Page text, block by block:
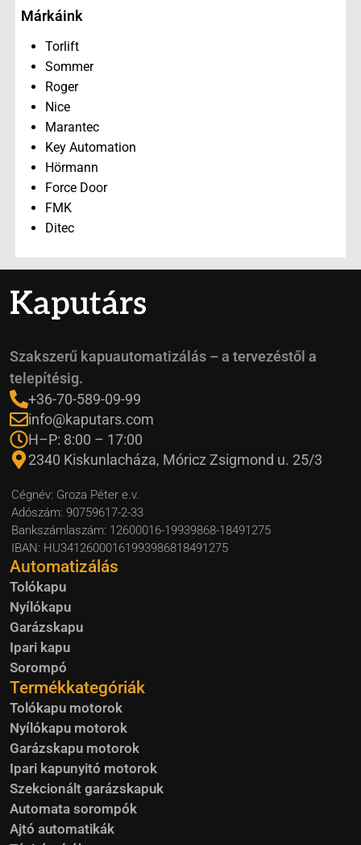
Márkáink
Torlift
Sommer
Roger
Nice
Marantec
Key Automation
Hörmann
Force Door
FMK
Ditec
Kaputárs
Szakszerű kapuautomatizálás – a tervezéstől a
telepítésig.
+36-70-589-09-99
info@kaputars.com
H–P: 8:00 – 17:00
2340 Kiskunlacháza, Móricz Zsigmond u. 25/3
Cégnév: Groza Péter e.v.
Adószám: 90759617-2-33
Bankszámlaszám: 12600016-19939868-18491275
IBAN: HU34126000161993986818491275
Automatizálás
Tolókapu
Nyílókapu
Garázskapu
Ipari kapu
Sorompó
Termékkategóriák
Tolókapu motorok
Nyílókapu motorok
Garázskapu motorok
Ipari kapunyitó motorok
Szekcionált garázskapuk
Automata sorompók
Ajtó automatikák